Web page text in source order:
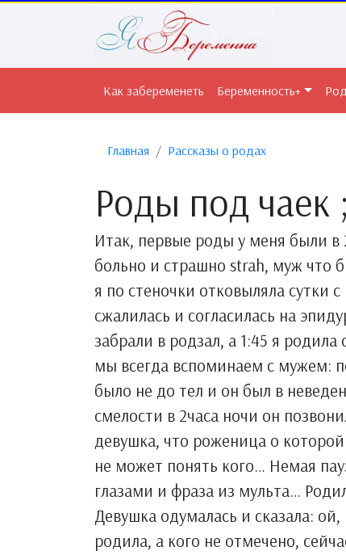
Как забеременеть Беременность+
Главная Рассказы о родах
Роды под чаек
Итак, первые роды у меня были в
больно и страшно strah, муж что
я по стеночки отковыляла сутки
сжалилась и согласилась на
забрали в родзал, а 1:45 я
мы всегда вспоминаем с мужем:
было не до тел и он был в
смелости в 2часа ночи он
девушка, что роженица о
не может понять кого… Немая
глазами и фраза из мульта…
Девушка одумалась и сказала:
родила, а кого не отмечено,